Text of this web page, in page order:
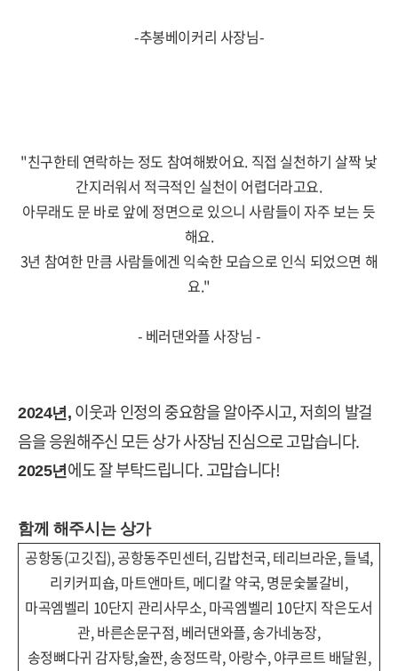
-추봉베이커리 사장님-
"친구한테 연락하는 정도 참여해봤어요. 직접 실천하기 살짝 낯
간지러워서 적극적인 실천이 어렵더라고요.
아무래도 문 바로 앞에 정면으로 있으니 사람들이 자주 보는 듯
해요.
3년 참여한 만큼 사람들에겐 익숙한 모습으로 인식 되었으면 해
요."
- 베러댄와플 사장님 -
2024년, 이웃과 인정의 중요함을 알아주시고, 저희의 발걸
음을 응원해주신모든 상가 사장님 진심으로 고맙습니다.
2025년에도 잘 부탁드립니다.고맙습니다!
함께 해주시는 상가
공항동(고깃집), 공항동주민센터, 김밥천국, 테리브라운, 들녘,
리키커피숍, 마트앤마트, 메디칼 약국, 명문숯불갈비,
마곡엠벨리 10단지 관리사무소, 마곡엠벨리 10단지 작은도서
관, 바른손문구점, 베러댄와플, 송가네농장,
송정뼈다귀 감자탕,술짠, 송정뜨락, 아랑수, 야쿠르트 배달원,